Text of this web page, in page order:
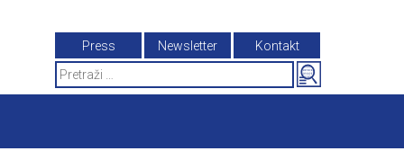
Press Newsletter
Kontakt
Search
for: